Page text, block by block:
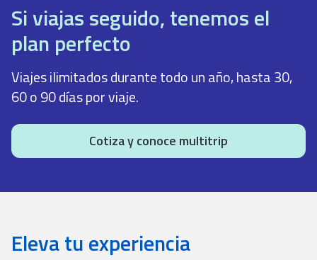
Si viajas seguido, tenemos el
plan perfecto
Viajes ilimitados durante todo un año, hasta 30,
60 o 90 días por viaje.
Cotiza y conoce multitrip
Eleva tu experiencia